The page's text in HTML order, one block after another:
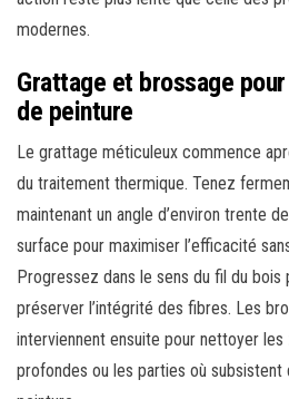
modernes.
Grattage et brossage
de peinture
Le grattage méticuleux commence
du traitement thermique. Tenez
maintenant un angle d’environ trente
surface pour maximiser l’efficacité
Progressez dans le sens du fil du
préserver l’intégrité des fibres. Les
interviennent ensuite pour nettoyer
profondes ou les parties où